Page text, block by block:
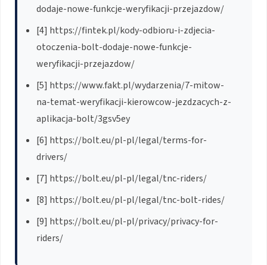
dodaje-nowe-funkcje-weryfikacji-przejazdow/
[4] https://fintek.pl/kody-odbioru-i-zdjecia-
otoczenia-bolt-dodaje-nowe-funkcje-
weryfikacji-przejazdow/
[5] https://www.fakt.pl/wydarzenia/7-mitow-
na-temat-weryfikacji-kierowcow-jezdzacych-z-
aplikacja-bolt/3gsv5ey
[6] https://bolt.eu/pl-pl/legal/terms-for-
drivers/
[7] https://bolt.eu/pl-pl/legal/tnc-riders/
[8] https://bolt.eu/pl-pl/legal/tnc-bolt-rides/
[9] https://bolt.eu/pl-pl/privacy/privacy-for-
riders/